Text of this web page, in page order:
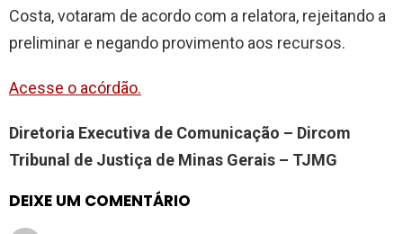
Costa, votaram de acordo com a relatora, rejeitando a
preliminar e negando provimento aos recursos.
Acesse o acórdão.
Diretoria Executiva de Comunicação – Dircom
Tribunal de Justiça de Minas Gerais – TJMG
DEIXE UM COMENTÁRIO